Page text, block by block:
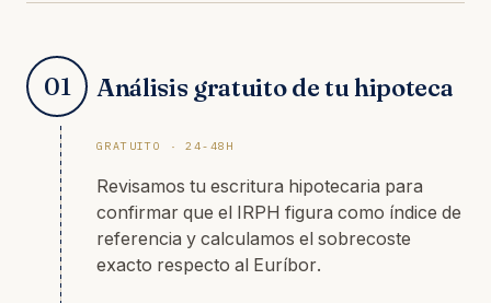
01 Análisis gratuito de tu hipoteca
GRATUITO · 24-48H
Revisamos tu escritura hipotecaria para
confirmar que el IRPH figura como índice de
referencia y calculamos el sobrecoste
exacto respecto al Euríbor.